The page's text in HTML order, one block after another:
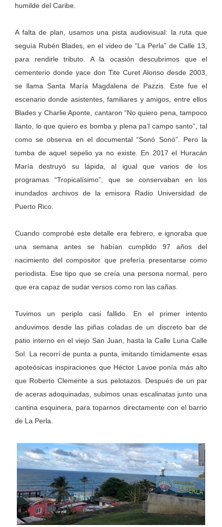
humilde del Caribe.
A falta de plan, usamos una pista audiovisual: la ruta que
seguía Rubén Blades, en el video de “La Perla” de Calle 13,
para rendirle tributo. A la ocasión descubrimos que el
cementerio donde yace don Tite Curet Alonso desde 2003,
se llama Santa María Magdalena de Pazzis. Este fue el
escenario donde asistentes, familiares y amigos, entre ellos
Blades y Charlie Aponte, cantaron “No quiero pena, tampoco
llanto, lo que quiero es bomba y plena pa’l campo santo”, tal
como se observa en el documental “Sonó Sonó”. Pero la
tumba de aquel sepelio ya no existe. En 2017 el Huracán
María destruyó su lápida, al igual que varios de los
programas “Tropicalísimo”, que se conservaban en los
inundados archivos de la emisora Radio Universidad de
Puerto Rico.
Cuando comprobé este detalle era febrero, e ignoraba que
una semana antes se habían cumplido 97 años del
nacimiento del compositor que prefería presentarse como
periodista. Ese tipo que se creía una persona normal, pero
que era capaz de sudar versos como ron las cañas.
Tuvimos un periplo casi fallido. En el primer intento
anduvimos desde las piñas coladas de un discreto bar de
patio interno en el viejo San Juan, hasta la Calle Luna Calle
Sol. La recorrí de punta a punta, imitando tímidamente esas
apoteósicas inspiraciones que Héctor Lavoe ponía más alto
que Roberto Clemente a sus pelotazos. Después de un par
de aceras adoquinadas, subimos unas escalinatas junto una
cantina esquinera, para toparnos directamente con el barrio
de La Perla.